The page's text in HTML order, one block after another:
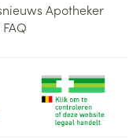
Apotheker
FAQ